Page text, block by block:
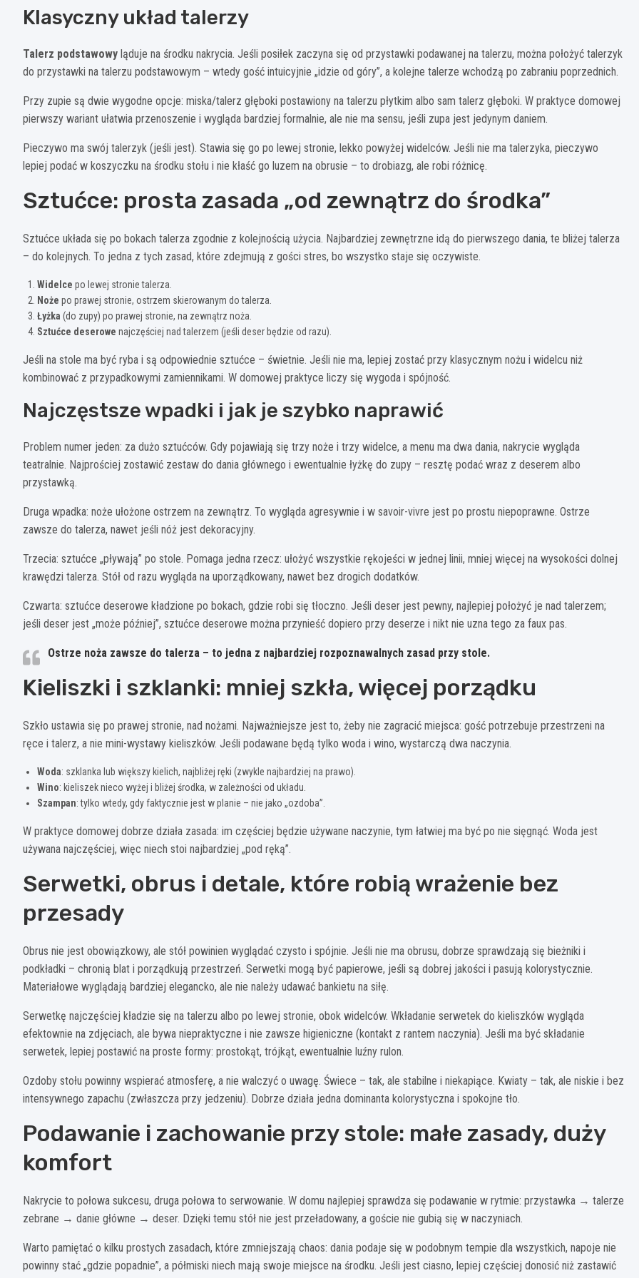
Klasyczny układ talerzy
Talerz podstawowy ląduje na środku nakrycia. Jeśli posiłek zaczyna się od przystawki podawanej na talerzu, można położyć talerzyk
do przystawki na talerzu podstawowym – wtedy gość intuicyjnie „idzie od góry”, a kolejne talerze wchodzą po zabraniu poprzednich.
Przy zupie są dwie wygodne opcje: miska/talerz głęboki postawiony na talerzu płytkim albo sam talerz głęboki. W praktyce domowej
pierwszy wariant ułatwia przenoszenie i wygląda bardziej formalnie, ale nie ma sensu, jeśli zupa jest jedynym daniem.
Pieczywo ma swój talerzyk (jeśli jest). Stawia się go po lewej stronie, lekko powyżej widelców. Jeśli nie ma talerzyka, pieczywo
lepiej podać w koszyczku na środku stołu i nie kłaść go luzem na obrusie – to drobiazg, ale robi różnicę.
Sztućce: prosta zasada „od zewnątrz do środka”
Sztućce układa się po bokach talerza zgodnie z kolejnością użycia. Najbardziej zewnętrzne idą do pierwszego dania, te bliżej talerza
– do kolejnych. To jedna z tych zasad, które zdejmują z gości stres, bo wszystko staje się oczywiste.
Widelce po lewej stronie talerza.
Noże po prawej stronie, ostrzem skierowanym do talerza.
Łyżka (do zupy) po prawej stronie, na zewnątrz noża.
Sztućce deserowe najczęściej nad talerzem (jeśli deser będzie od razu).
Jeśli na stole ma być ryba i są odpowiednie sztućce – świetnie. Jeśli nie ma, lepiej zostać przy klasycznym nożu i widelcu niż
kombinować z przypadkowymi zamiennikami. W domowej praktyce liczy się wygoda i spójność.
Najczęstsze wpadki i jak je szybko naprawić
Problem numer jeden: za dużo sztućców. Gdy pojawiają się trzy noże i trzy widelce, a menu ma dwa dania, nakrycie wygląda
teatralnie. Najprościej zostawić zestaw do dania głównego i ewentualnie łyżkę do zupy – resztę podać wraz z deserem albo
przystawką.
Druga wpadka: noże ułożone ostrzem na zewnątrz. To wygląda agresywnie i w savoir-vivre jest po prostu niepoprawne. Ostrze
zawsze do talerza, nawet jeśli nóż jest dekoracyjny.
Trzecia: sztućce „pływają” po stole. Pomaga jedna rzecz: ułożyć wszystkie rękojeści w jednej linii, mniej więcej na wysokości dolnej
krawędzi talerza. Stół od razu wygląda na uporządkowany, nawet bez drogich dodatków.
Czwarta: sztućce deserowe kładzione po bokach, gdzie robi się tłoczno. Jeśli deser jest pewny, najlepiej położyć je nad talerzem;
jeśli deser jest „może później”, sztućce deserowe można przynieść dopiero przy deserze i nikt nie uzna tego za faux pas.
Ostrze noża zawsze do talerza – to jedna z najbardziej rozpoznawalnych zasad przy stole.
Kieliszki i szklanki: mniej szkła, więcej porządku
Szkło ustawia się po prawej stronie, nad nożami. Najważniejsze jest to, żeby nie zagracić miejsca: gość potrzebuje przestrzeni na
ręce i talerz, a nie mini-wystawy kieliszków. Jeśli podawane będą tylko woda i wino, wystarczą dwa naczynia.
Woda: szklanka lub większy kielich, najbliżej ręki (zwykle najbardziej na prawo).
Wino: kieliszek nieco wyżej i bliżej środka, w zależności od układu.
Szampan: tylko wtedy, gdy faktycznie jest w planie – nie jako „ozdoba”.
W praktyce domowej dobrze działa zasada: im częściej będzie używane naczynie, tym łatwiej ma być po nie sięgnąć. Woda jest
używana najczęściej, więc niech stoi najbardziej „pod ręką”.
Serwetki, obrus i detale, które robią wrażenie bez
przesady
Obrus nie jest obowiązkowy, ale stół powinien wyglądać czysto i spójnie. Jeśli nie ma obrusu, dobrze sprawdzają się bieżniki i
podkładki – chronią blat i porządkują przestrzeń. Serwetki mogą być papierowe, jeśli są dobrej jakości i pasują kolorystycznie.
Materiałowe wyglądają bardziej elegancko, ale nie należy udawać bankietu na siłę.
Serwetkę najczęściej kładzie się na talerzu albo po lewej stronie, obok widelców. Wkładanie serwetek do kieliszków wygląda
efektownie na zdjęciach, ale bywa niepraktyczne i nie zawsze higieniczne (kontakt z rantem naczynia). Jeśli ma być składanie
serwetek, lepiej postawić na proste formy: prostokąt, trójkąt, ewentualnie luźny rulon.
Ozdoby stołu powinny wspierać atmosferę, a nie walczyć o uwagę. Świece – tak, ale stabilne i niekapiące. Kwiaty – tak, ale niskie i bez
intensywnego zapachu (zwłaszcza przy jedzeniu). Dobrze działa jedna dominanta kolorystyczna i spokojne tło.
Podawanie i zachowanie przy stole: małe zasady, duży
komfort
Nakrycie to połowa sukcesu, druga połowa to serwowanie. W domu najlepiej sprawdza się podawanie w rytmie: przystawka → talerze
zebrane → danie główne → deser. Dzięki temu stół nie jest przeładowany, a goście nie gubią się w naczyniach.
Warto pamiętać o kilku prostych zasadach, które zmniejszają chaos: dania podaje się w podobnym tempie dla wszystkich, napoje nie
powinny stać „gdzie popadnie”, a półmiski niech mają swoje miejsce na środku. Jeśli jest ciasno, lepiej częściej donosić niż zastawić